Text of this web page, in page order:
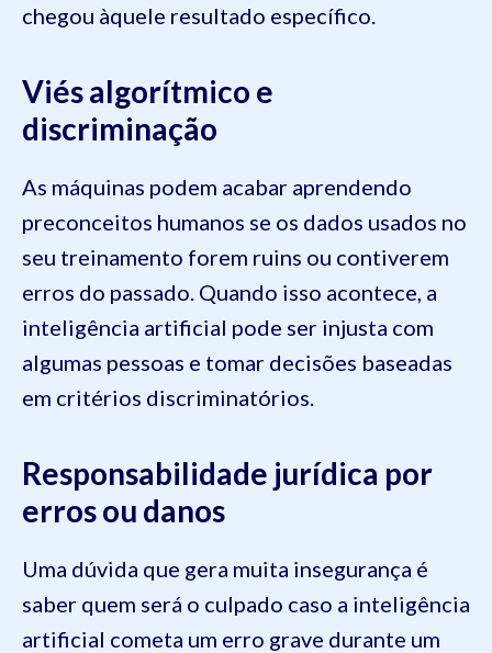
chegou àquele resultado específico.
Viés algorítmico e
discriminação
As máquinas podem acabar aprendendo
preconceitos humanos se os dados usados no
seu treinamento forem ruins ou contiverem
erros do passado. Quando isso acontece, a
inteligência artificial pode ser injusta com
algumas pessoas e tomar decisões baseadas
em critérios discriminatórios.
Responsabilidade jurídica por
erros ou danos
Uma dúvida que gera muita insegurança é
saber quem será o culpado caso a inteligência
artificial cometa um erro grave durante um